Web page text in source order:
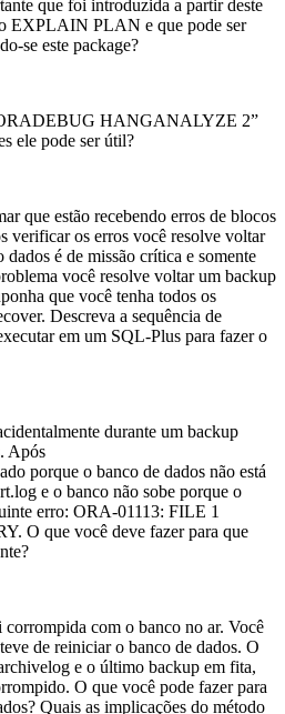
que foi introduzida a partir deste
EXPLAIN PLAN e que pode ser
se este package?
HANGANALYZE 2”
ele pode ser útil?
que estão recebendo erros de blocos
verificar os erros você resolve voltar
é de missão crítica e somente
você resolve voltar um backup
que você tenha todos os
Descreva a sequência de
em um SQL-Plus para fazer o
durante um backup
Após
porque o banco de dados não está
e o banco não sobe porque o
erro: ORA-01113: FILE 1
O que você deve fazer para que
com o banco no ar. Você
de reiniciar o banco de dados. O
e o último backup em fita,
O que você pode fazer para
Quais as implicações do método